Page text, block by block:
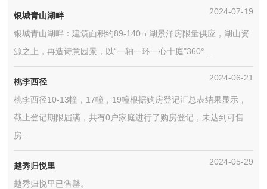
银城青山湖畔 2024-07-19
银城青山湖畔：建筑面积约89-140㎡湖景洋房限量供应，湖山资
源之上，再造诗意园景，以“一轴一环一心十庭"360°...
桃李西径 2024-06-21
桃李西径10-13幢，17幢，19幢根据购房登记汇总表结果显示，
截止登记期限届满，共有0户家庭进行了购房登记，未达到可售
房...
越秀归悦里 2024-05-29
越秀归悦里已售罄。